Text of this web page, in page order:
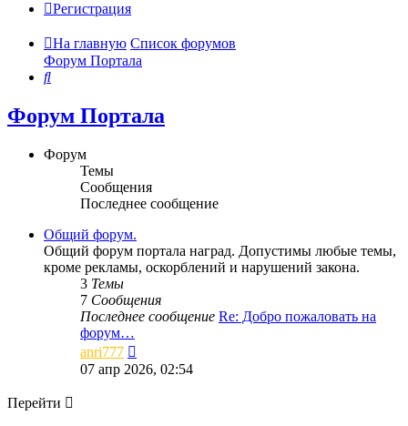
Регистрация
На главную Список форумов
Форум Портала
Поиск
Форум Портала
Форум
Темы
Сообщения
Последнее сообщение
Общий форум.
Общий форум портала наград. Допустимы любые темы,
кроме рекламы, оскорблений и нарушений закона.
3 Темы
7 Сообщения
Последнее сообщение Re: Добро пожаловать на
форум…
anri777
к
последнему
07 апр 2026, 02:54
Перейти